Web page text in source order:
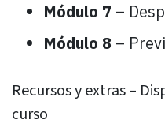
Módulo 7 –
Módulo 8 –
Recursos y extras –
curso